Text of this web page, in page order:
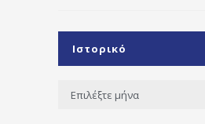
Ιστορικό
Ιστορικό